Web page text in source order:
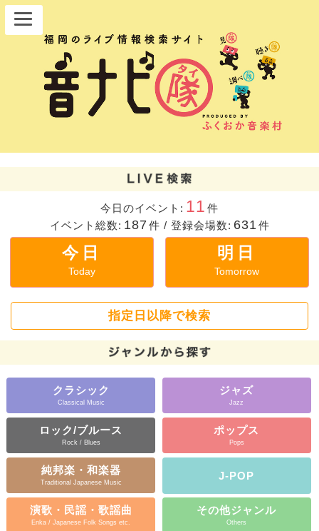
今日のイベント: 11 件
イベント総数: 187 件 / 登録会場数: 631 件
今日
Today
明日
Tomorrow
指定日以降で検索
クラシック
Classical Music
ジャズ
Jazz
ロック/ブルース
Rock / Blues
ポップス
Pops
純邦楽・和楽器
Traditional Japanese Music
J-POP
演歌・民謡・歌謡曲
Enka / Japanese Folk Songs etc.
その他ジャンル
Others